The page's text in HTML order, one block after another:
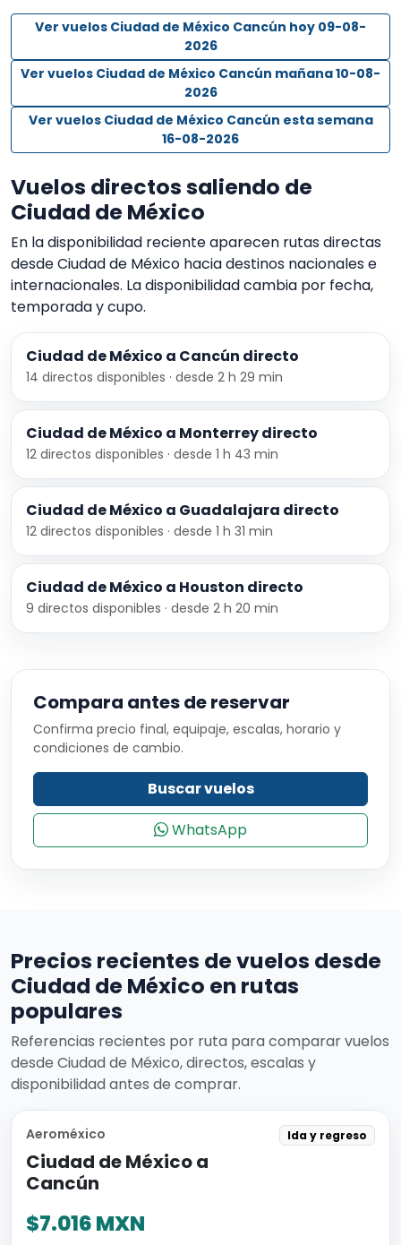
Ver vuelos Ciudad de México Cancún hoy 09-08-
2026
Ver vuelos Ciudad de México Cancún mañana 10-08-
2026
Ver vuelos Ciudad de México Cancún esta semana
16-08-2026
Vuelos directos saliendo de
Ciudad de México
En la disponibilidad reciente aparecen rutas directas
desde Ciudad de México hacia destinos nacionales e
internacionales. La disponibilidad cambia por fecha,
temporada y cupo.
Ciudad de México a Cancún directo
14 directos disponibles · desde 2 h 29 min
Ciudad de México a Monterrey directo
12 directos disponibles · desde 1 h 43 min
Ciudad de México a Guadalajara directo
12 directos disponibles · desde 1 h 31 min
Ciudad de México a Houston directo
9 directos disponibles · desde 2 h 20 min
Compara antes de reservar
Confirma precio final, equipaje, escalas, horario y
condiciones de cambio.
Buscar vuelos
WhatsApp
Precios recientes de vuelos desde
Ciudad de México en rutas
populares
Referencias recientes por ruta para comparar vuelos
desde Ciudad de México, directos, escalas y
disponibilidad antes de comprar.
Aeroméxico
Ciudad de México a
Cancún
Ida y regreso
$7.016 MXN